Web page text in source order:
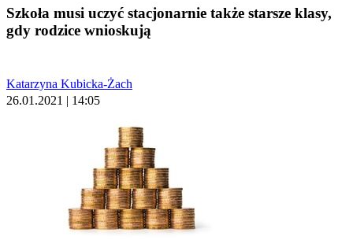
Szkoła musi uczyć stacjonarnie także starsze klasy,
gdy rodzice wnioskują
Katarzyna Kubicka-Żach
26.01.2021 | 14:05